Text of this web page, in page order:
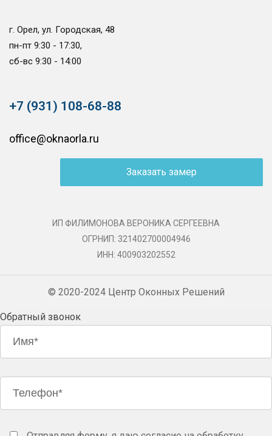
г. Орел, ул. Городская, 48
пн-пт 9:30 - 17:30,
сб-вс 9:30 - 14:00
+7 (931) 108-68-88
office@oknaorla.ru
Заказать замер
ИП ФИЛИМОНОВА ВЕРОНИКА СЕРГЕЕВНА
ОГРНИП: 321402700004946
ИНН: 400903202552
© 2020-2024 Центр Оконных Решений
Обратный звонок